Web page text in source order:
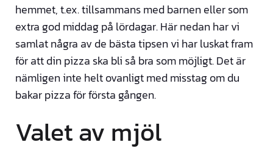
hemmet, t.ex. tillsammans med barnen eller som
extra god middag på lördagar. Här nedan har vi
samlat några av de bästa tipsen vi har luskat fram
för att din pizza ska bli så bra som möjligt. Det är
nämligen inte helt ovanligt med misstag om du
bakar pizza för första gången.
Valet av mjöl